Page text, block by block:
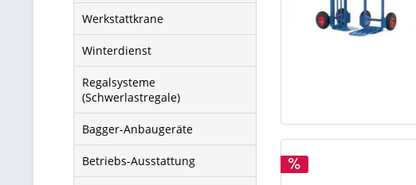
Werkstattkrane
Winterdienst
Regalsysteme
(Schwerlastregale)
Bagger-Anbaugeräte
Betriebs-Ausstattung